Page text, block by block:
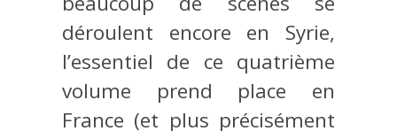
déroulent encore en Syrie,
l’essentiel de ce quatrième
volume prend place en
France (et plus précisément